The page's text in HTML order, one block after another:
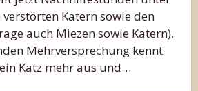
Katern sowie den
auch Miezen sowie Katern).
Mehrversprechung kennt
Katz mehr aus und…